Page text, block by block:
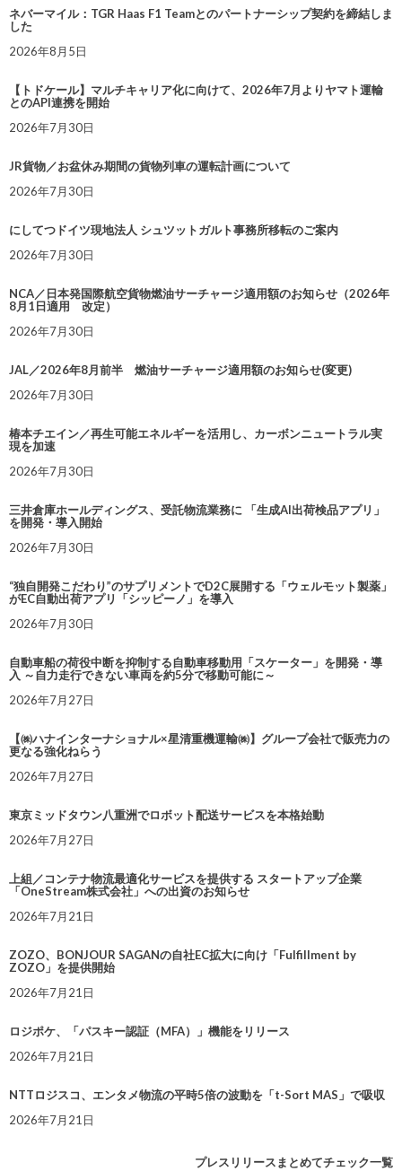
ネバーマイル：TGR Haas F1 Teamとのパートナーシップ契約を締結しま
した
2026年8月5日
【トドケール】マルチキャリア化に向けて、2026年7月よりヤマト運輸
とのAPI連携を開始
2026年7月30日
JR貨物／お盆休み期間の貨物列車の運転計画について
2026年7月30日
にしてつドイツ現地法人 シュツットガルト事務所移転のご案内
2026年7月30日
NCA／日本発国際航空貨物燃油サーチャージ適用額のお知らせ（2026年
8月1日適用 改定）
2026年7月30日
JAL／2026年8月前半 燃油サーチャージ適用額のお知らせ(変更)
2026年7月30日
椿本チエイン／再生可能エネルギーを活用し、カーボンニュートラル実
現を加速
2026年7月30日
三井倉庫ホールディングス、受託物流業務に 「生成AI出荷検品アプリ」
を開発・導入開始
2026年7月30日
“独自開発こだわり”のサプリメントでD2C展開する「ウェルモット製薬」
がEC自動出荷アプリ「シッピーノ」を導入
2026年7月30日
自動車船の荷役中断を抑制する自動車移動用「スケーター」を開発・導
入 ～自力走行できない車両を約5分で移動可能に～
2026年7月27日
【㈱ハナインターナショナル×星清重機運輸㈱】グループ会社で販売力の
更なる強化ねらう
2026年7月27日
東京ミッドタウン八重洲でロボット配送サービスを本格始動
2026年7月27日
上組／コンテナ物流最適化サービスを提供する スタートアップ企業
「OneStream株式会社」への出資のお知らせ
2026年7月21日
ZOZO、BONJOUR SAGANの自社EC拡大に向け「Fulfillment by
ZOZO」を提供開始
2026年7月21日
ロジポケ、「パスキー認証（MFA）」機能をリリース
2026年7月21日
NTTロジスコ、エンタメ物流の平時5倍の波動を「t-Sort MAS」で吸収
2026年7月21日
プレスリリースまとめてチェック一覧